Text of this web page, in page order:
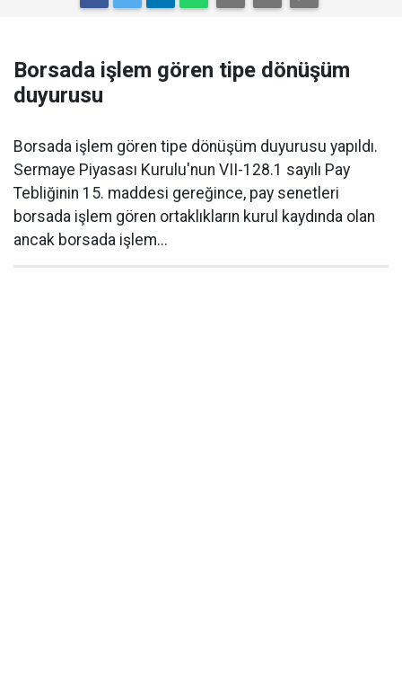
Borsada işlem gören tipe dönüşüm
duyurusu
Borsada işlem gören tipe dönüşüm duyurusu yapıldı.
Sermaye Piyasası Kurulu'nun VII-128.1 sayılı Pay
Tebliğinin 15. maddesi gereğince, pay senetleri
borsada işlem gören ortaklıkların kurul kaydında olan
ancak borsada işlem...